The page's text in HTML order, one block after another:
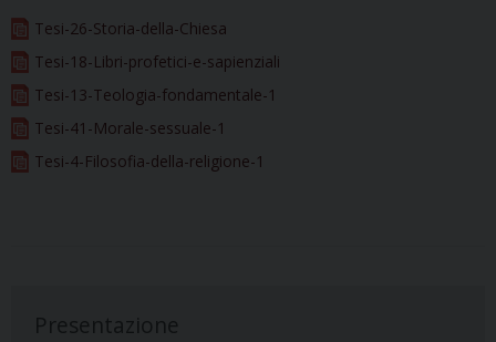
Tesi-26-Storia-della-Chiesa
Tesi-18-Libri-profetici-e-sapienziali
Tesi-13-Teologia-fondamentale-1
Tesi-41-Morale-sessuale-1
Tesi-4-Filosofia-della-religione-1
Presentazione